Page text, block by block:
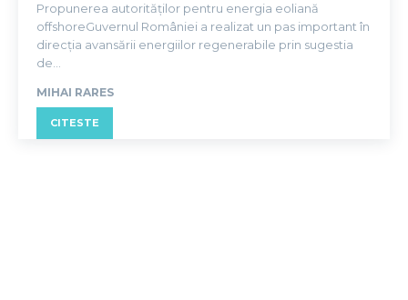
Propunerea autorităților pentru energia eoliană
offshoreGuvernul României a realizat un pas important în
direcția avansării energiilor regenerabile prin sugestia
de...
MIHAI RARES
CITESTE